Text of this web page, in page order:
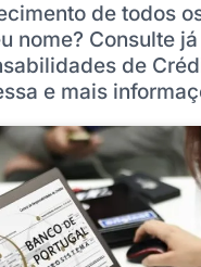
de todos
nome? Consulte
de
e mais